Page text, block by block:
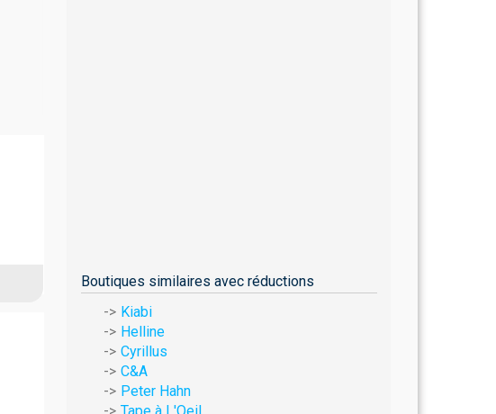
Boutiques similaires avec réductions
Kiabi
Helline
Cyrillus
C&A
Peter Hahn